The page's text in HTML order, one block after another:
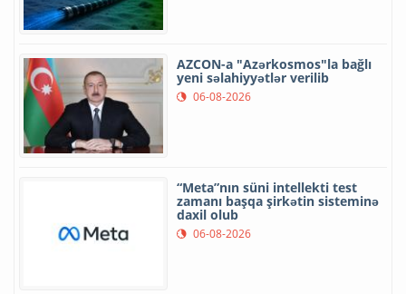
AZCON-a "Azərkosmos"la bağlı
yeni səlahiyyətlər verilib
06-08-2026
“Meta”nın süni intellekti test
zamanı başqa şirkətin sisteminə
daxil olub
06-08-2026